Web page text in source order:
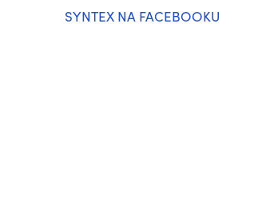
SYNTEX NA FACEBOOKU